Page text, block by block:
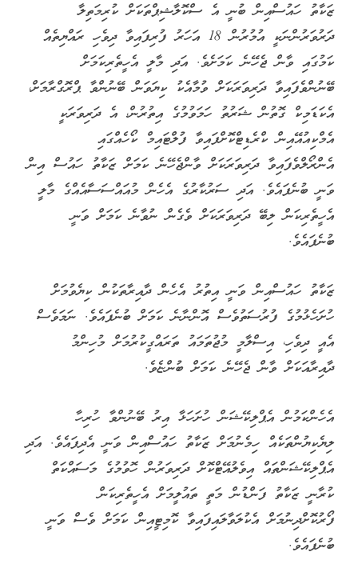
ޒަކާތު ހައުސްއިން ބުނީ އެ ސްކޮލާޝިޕްތަކަށް ކުރިމަތިލާ
ދަރުވަރުންނަކީ އުމުރުން 18 އަހަރު ފުރިފައިވާ ދިވެހި ރައްޔިތެއް
ކަމުގައި ވާން ޖެހޭނެ ކަމަށެވެ. އަދި މާލީ އެހީތެރިކަމަށް
ބޭނުންވެފައިވާ ދަރިވަރަކަށް ވުމާއެކު ކިޔަވަން ބޭނުންވާ ޕްރޮގްރާމަށް،
އެކަޑަމިކް ގޮތުން ޝަރުތު ހަމަވުމުގެ އިތުރުން، އެ ދަރިވަރަކީ
އެމްކިއުއޭއިން ކްރެޑިޓްކޮށްފައިވާ ފުލްޓައިމް ކޯހެއްގައި
އެންރޯލްވެފައިވާ ދަރިވަރަކަށް ވާންޖެހޭނެ ކަމަށް ޒަކާތު ހައުސް އިން
ވަނީ ބުނެފައެވެ. އަދި ސަރުކާރުގެ އެހެން މުއައްސަސާއެއްގެ މާލީ
އެހީތެރިކަން ލިބޭ ދަރިވަރަކަށް ވެގެން ނުވާނެ ކަމަށް ވަނީ
ބުނެފައެވެ.
ޒަކާތު ހައުސްއިން ވަނީ އިތުރު އެހެން ދާއިރާތަކުން ކިޔެވުމަށް
ހުށަހެޅުމުގެ ފުރުސަތުވެސް އޮންނާނެ ކަމަށް ބުނެފައެވެ. ނަމަވެސް
އެއީ ދިވެހި، އިސްލާމީ މުޖުތަމައު ތަރައްގީކުރުމަށް މުހިންމު
ދާއިރާއަކަށް ވާން ޖެހޭނެ ކަމަށް ބުންޏެވެ.
އެހެންކަމުން އެޕްލިކޭޝަން ހުށަހަޅާ އިރު ބޭނުންވާ ހުރިހާ
ލިޔެކިޔުންތަކެއް ހިމެނުމަށް ޒަކާތު ހައުސްއިން ވަނީ އެދިފައެވެ. އަދި
އެޕްލިކޭޝަންތައް އިވެލުއޭޓްކޮށް ދަރިވަރުން ހޮވުމުގެ މަސައްކަތް
ކުރާނީ ޒަކާތު ފަންޑުން މަތީ ތައުލީމަށް އެހީތެރިކަން
ފޯރުކޮށްދިނުމަށް އެކުލަވާލައިފައިވާ ކޮމިޓީއިން ކަމަށް ވެސް ވަނީ
ބުނެފައެވެ.